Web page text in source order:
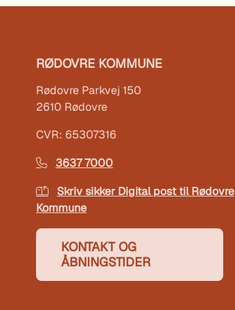
RØDOVRE KOMMUNE
Rødovre Parkvej 150
2610 Rødovre
CVR: 65307316
3637 7000
Skriv sikker Digital post til Rødovre
Kommune
KONTAKT OG
ÅBNINGSTIDER